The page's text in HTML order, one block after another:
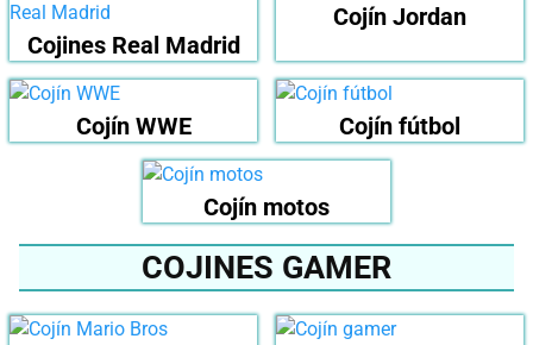
Cojines Real Madrid
Cojín Jordan
Cojín WWE Cojín fútbol
Cojín motos
COJINES GAMER